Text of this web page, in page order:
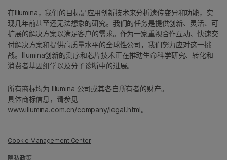
在Illumina，我们的目标是应用创新技术来分析遗传变异和功能，实
现几年前甚至还无法想象的研究。我们的任务是提供创新、灵活、可
扩展的解决方案以满足客户的需求。作为一家重视合作互动、快速交
付解决方案和提供高质量水平的全球性公司，我们努力应对这一挑
战。Illumina创新的测序和芯片技术正在推动生命科学研究、转化和
消费者基因组学以及分子诊断中的进展。
所有商标均为 Illumina 公司或其各自所有者的财产。
具体商标信息，请参见
www.illumina.com.cn/company/legal.html。
Cookie Management Center
隐私政策